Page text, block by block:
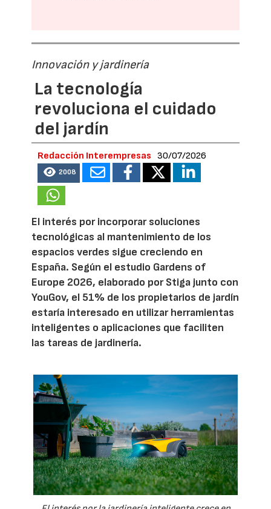
Innovación y jardinería
La tecnología
revoluciona el cuidado
del jardín
Redacción Interempresas 30/07/2026
2008
El interés por incorporar soluciones
tecnológicas al mantenimiento de los
espacios verdes sigue creciendo en
España. Según el estudio Gardens of
Europe 2026, elaborado por Stiga junto con
YouGov, el 51% de los propietarios de jardín
estaría interesado en utilizar herramientas
inteligentes o aplicaciones que faciliten
las tareas de jardinería.